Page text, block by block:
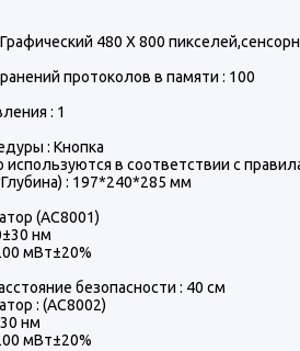
480 X 800
протоколов в памяти : 100
: 1
: Кнопка
в соответствии с
: 197*240*285 мм
(AC8001)
нм
мВт±20%
безопасности : 40 см
: (AC8002)
нм
мВт±20%